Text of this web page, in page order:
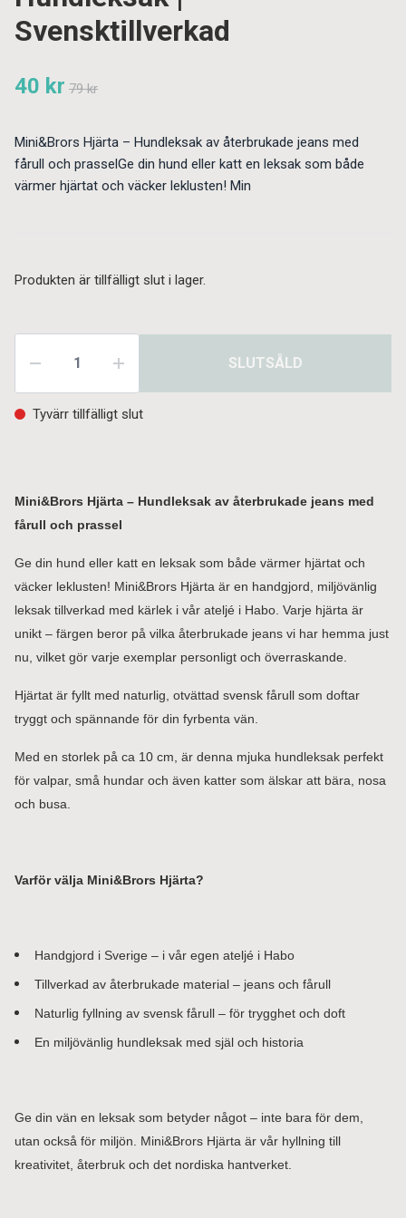
Svensktillverkad
40 kr 79 kr
Mini&Brors Hjärta – Hundleksak av återbrukade jeans med
fårull och prasselGe din hund eller katt en leksak som både
värmer hjärtat och väcker leklusten! Min
Produkten är tillfälligt slut i lager.
SLUTSÅLD
Tyvärr tillfälligt slut
Mini&Brors Hjärta – Hundleksak av återbrukade jeans med
fårull och prassel
Ge din hund eller katt en leksak som både värmer hjärtat och
väcker leklusten! Mini&Brors Hjärta är en handgjord, miljövänlig
leksak tillverkad med kärlek i vår ateljé i Habo. Varje hjärta är
unikt – färgen beror på vilka återbrukade jeans vi har hemma just
nu, vilket gör varje exemplar personligt och överraskande.
Hjärtat är fyllt med naturlig, otvättad svensk fårull som doftar
tryggt och spännande för din fyrbenta vän.
Med en storlek på ca 10 cm, är denna mjuka hundleksak perfekt
för valpar, små hundar och även katter som älskar att bära, nosa
och busa.
Varför välja Mini&Brors Hjärta?
Handgjord i Sverige – i vår egen ateljé i Habo
Tillverkad av återbrukade material – jeans och fårull
Naturlig fyllning av svensk fårull – för trygghet och doft
En miljövänlig hundleksak med själ och historia
Ge din vän en leksak som betyder något – inte bara för dem,
utan också för miljön. Mini&Brors Hjärta är vår hyllning till
kreativitet, återbruk och det nordiska hantverket.